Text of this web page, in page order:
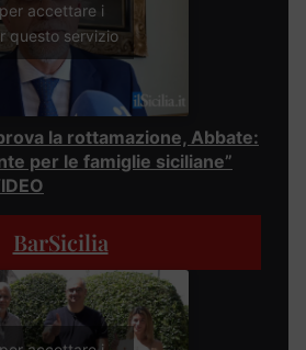
accettare i
questo servizio
la rottamazione, Abbate:
per le famiglie siciliane”
BarSicilia